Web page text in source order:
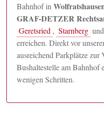
Bahnhof in
GRAF-DETZER
Geretsried , Starnberg
erreichen. Direkt vor
ausreichend Parkplätze
Bushaltestelle am Bahnhof
wenigen Schritten.